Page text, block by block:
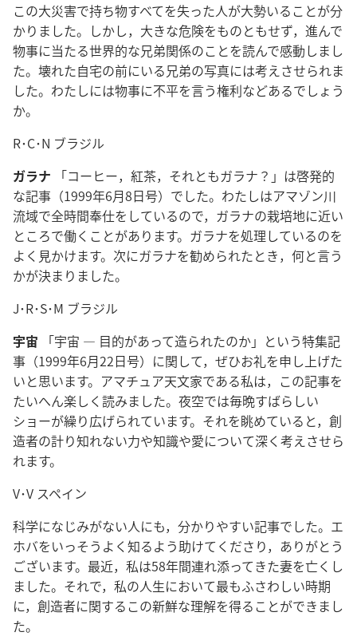
この大災害で持ち物すべてを失った人が大勢いることが分
かりました。しかし，大きな危険をものともせず，進んで
物事に当たる世界的な兄弟関係のことを読んで感動しまし
た。壊れた自宅の前にいる兄弟の写真には考えさせられま
した。わたしには物事に不平を言う権利などあるでしょう
か。
R･C･N ブラジル
ガラナ
「コーヒー，紅茶，それともガラナ？」は啓発的
な記事（1999年6月8日号）でした。わたしはアマゾン川
流域で全時間奉仕をしているので，ガラナの栽培地に近い
ところで働くことがあります。ガラナを処理しているのを
よく見かけます。次にガラナを勧められたとき，何と言う
かが決まりました。
J･R･S･M ブラジル
宇宙
「宇宙 ― 目的があって造られたのか」という特集記
事（1999年6月22日号）に関して，ぜひお礼を申し上げた
いと思います。アマチュア天文家である私は，この記事を
たいへん楽しく読みました。夜空では毎晩すばらしい
ショーが繰り広げられています。それを眺めていると，創
造者の計り知れない力や知識や愛について深く考えさせら
れます。
V･V スペイン
科学になじみがない人にも，分かりやすい記事でした。エ
ホバをいっそうよく知るよう助けてくださり，ありがとう
ございます。最近，私は58年間連れ添ってきた妻を亡くし
ました。それで，私の人生において最もふさわしい時期
に，創造者に関するこの新鮮な理解を得ることができまし
た。